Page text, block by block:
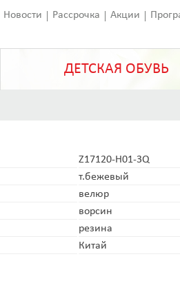
Новости Рассрочка Акции
ДЕТСКАЯ ОБУВЬ
Z17120-H01-3Q
т.бежевый
велюр
ворсин
резина
Китай